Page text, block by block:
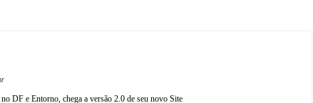
DF e Entorno, chega a versão 2.0 de seu novo Site